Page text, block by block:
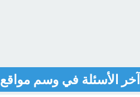
آخر الأسئلة في وسم مواقع